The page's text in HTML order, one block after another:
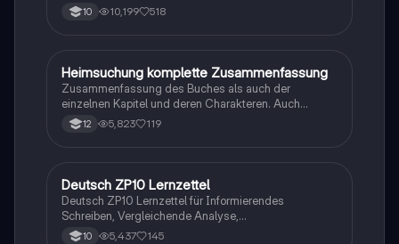
10 10,199 518
Deutsch
Heimsuchung komplette Zusammenfassung
Zusammenfassung des Buches als auch der
einzelnen Kapitel und deren Charakteren. Auch
tabellarisch. Im Unterricht ohne KI erstellt
12 5,823 119
Deutsch
Deutsch ZP10 Lernzettel
Deutsch ZP10 Lernzettel für Informierendes
Schreiben, Vergleichende Analyse,
Sachtexte/Roman/Gedicht..
10 5,437 145